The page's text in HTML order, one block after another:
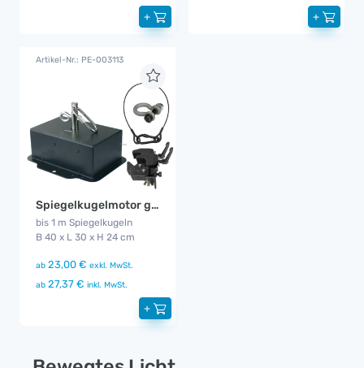
+ +
Artikel-Nr.: PE-003113
Spiegelkugelmotor groß
bis 1 m Spiegelkugeln
B 40 x L 30 x H 24 cm
ab 23,00 € exkl. MwSt.
ab 27,37 € inkl. MwSt.
+